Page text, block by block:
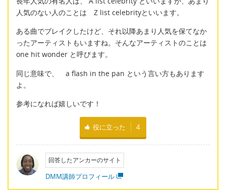
人気のない人のことは Z list celebrityといいます。
ある曲でブレイクしたけど、それ以降あまり人気を保てなか
ったアーティストもいますね。そんなアーティストのことは
one hit wonder と呼びます。
同じ意味で、 a flash in the pan という言い方もあります
よ。
参考になれば嬉しいです！
役に立った 4
回答したアンカーのサイト
DMM講師プロフィール